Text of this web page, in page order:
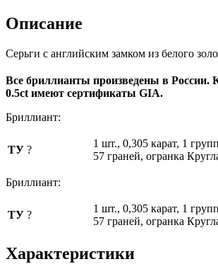
Описание
Серьги с английским замком из белого
Все бриллианты произведены в России.
0.5ct имеют сертификаты GIA.
Бриллиант:
ТУ ?
1 шт., 0,305 карат, 1
57 граней, огранка
Бриллиант:
ТУ ?
1 шт., 0,305 карат, 1
57 граней, огранка
Характеристики